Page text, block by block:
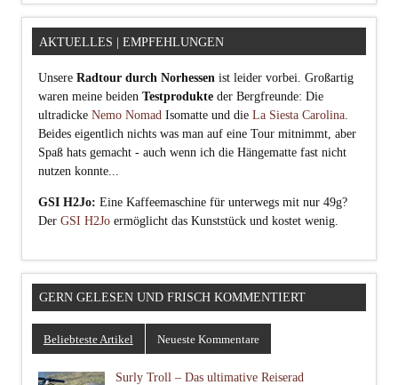
AKTUELLES | EMPFEHLUNGEN
Unsere Radtour durch Norhessen ist leider vorbei. Großartig
waren meine beiden Testprodukte der Bergfreunde: Die
ultradicke Nemo Nomad Isomatte und die La Siesta Carolina
Beides eigentlich nichts was man auf eine Tour mitnimmt, aber
Spaß hats gemacht - auch wenn ich die Hängematte fast nicht
nutzen konnte...
GSI H2Jo: Eine Kaffeemaschine für unterwegs mit nur 49g?
Der GSI H2Jo ermöglicht das Kunststück und kostet wenig.
GERN GELESEN UND FRISCH KOMMENTIERT
Beliebteste Artikel Neueste Kommentare
Surly Troll – Das ultimative Reiserad